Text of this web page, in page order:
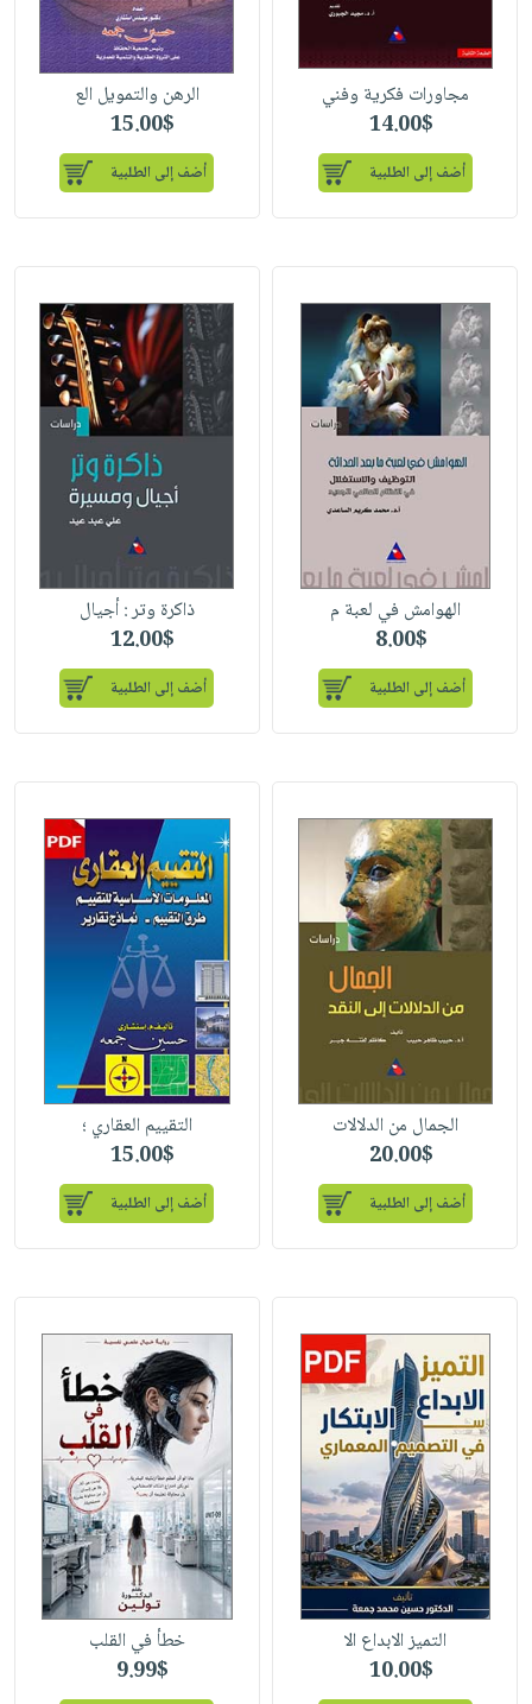
مجاورات فكرية وفني
14.00$
أضف إلى الطلبية
الرهن والتمويل الع
15.00$
أضف إلى الطلبية
الهوامش في لعبة م
8.00$
أضف إلى الطلبية
ذاكرة وتر : أجيال
12.00$
أضف إلى الطلبية
الجمال من الدلالات
20.00$
أضف إلى الطلبية
التقييم العقاري ؛
15.00$
أضف إلى الطلبية
التميز الابداع الا
10.00$
خطأ في القلب
9.99$